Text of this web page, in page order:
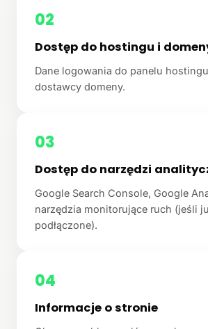
02
Dostęp do hostingu i
Dane logowania do panelu
dostawcy domeny.
03
Dostęp do narzędzi
Google Search Console, Google
narzędzia monitorujące ruch (jeśli
podłączone).
04
Informacje o stronie